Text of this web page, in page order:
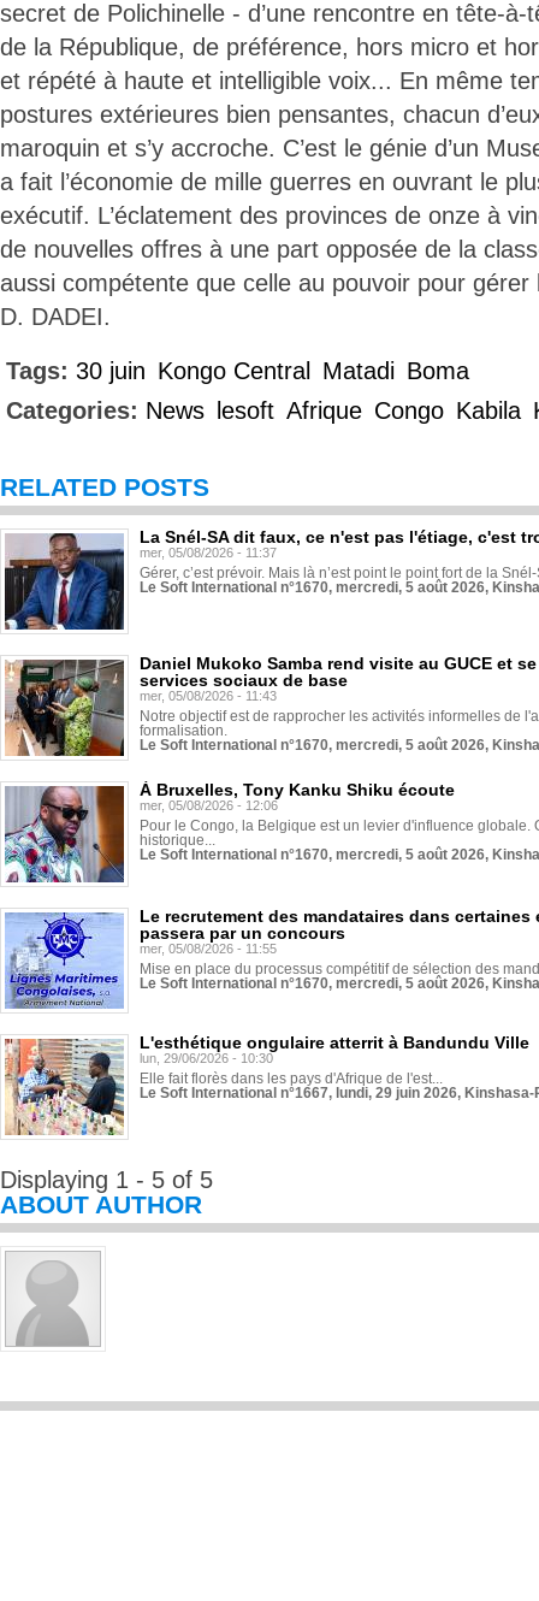
secret de Polichinelle - d’une rencontre en tête-
de la République, de préférence, hors micro et
et répété à haute et intelligible voix... En même
postures extérieures bien pensantes, chacun
maroquin et s’y accroche. C’est le génie d’un
a fait l’économie de mille guerres en ouvrant le
exécutif. L’éclatement des provinces de onze à
de nouvelles offres à une part opposée de la
aussi compétente que celle au pouvoir pour
D. DADEI.
Tags: 30 juin Kongo Central Matadi Boma
Categories: News lesoft Afrique Congo Kabila
RELATED POSTS
La Snél-SA dit faux, ce n'est pas l'étiage, c'est
mer, 05/08/2026 - 11:37
Gérer, c’est prévoir. Mais là n’est point le point fort de la
Le Soft International n°1670, mercredi, 5 août 2026,
Daniel Mukoko Samba rend visite au GUCE et
services sociaux de base
mer, 05/08/2026 - 11:43
Notre objectif est de rapprocher les activités informelles de
formalisation.
Le Soft International n°1670, mercredi, 5 août 2026,
À Bruxelles, Tony Kanku Shiku écoute
mer, 05/08/2026 - 12:06
Pour le Congo, la Belgique est un levier d'influence globale.
historique...
Le Soft International n°1670, mercredi, 5 août 2026,
Le recrutement des mandataires dans
passera par un concours
mer, 05/08/2026 - 11:55
Mise en place du processus compétitif de sélection des
Le Soft International n°1670, mercredi, 5 août 2026,
L'esthétique ongulaire atterrit à Bandundu Ville
lun, 29/06/2026 - 10:30
Elle fait florès dans les pays d'Afrique de l'est...
Le Soft International n°1667, lundi, 29 juin 2026,
Displaying 1 - 5 of 5
ABOUT AUTHOR